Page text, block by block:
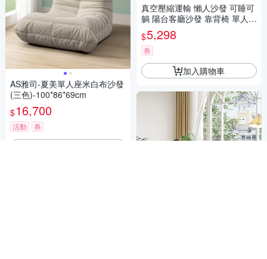
AS雅司-夏美單人座米白布沙發
(三色)-100*86*69cm
$16,700
活動 券
真空壓縮運輸 懶人沙發 可睡可
躺 陽台客廳沙發 靠背椅 單人休
閒沙發 布藝沙發
$5,298
券
加入購物車